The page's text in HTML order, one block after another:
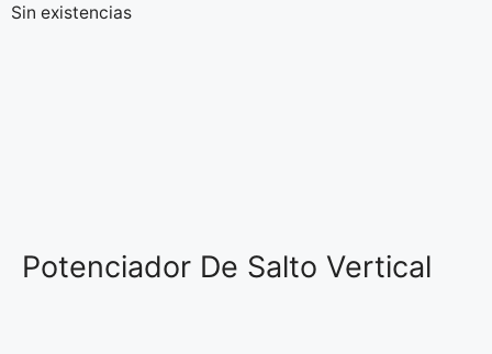
Sin existencias
Potenciador De Salto Vertical